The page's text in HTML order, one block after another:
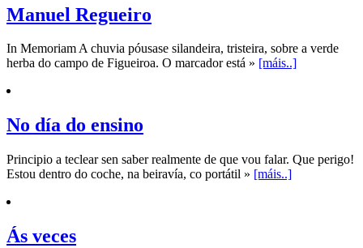
Manuel Regueiro
In Memoriam A chuvia póusase silandeira, tristeira, sobre a verde
herba do campo de Figueiroa. O marcador está » [máis..]
No día do ensino
Principio a teclear sen saber realmente de que vou falar. Que perigo!
Estou dentro do coche, na beiravía, co portátil » [máis..]
Ás veces